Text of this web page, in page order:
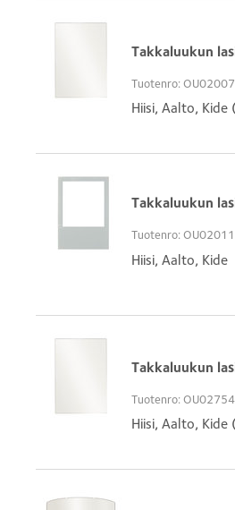
Takkaluukun
Tuotenro: OU02007
Hiisi, Aalto,
Takkaluukun
Tuotenro: OU02011
Hiisi, Aalto, Kide
Takkaluukun
Tuotenro: OU02754
Hiisi, Aalto,